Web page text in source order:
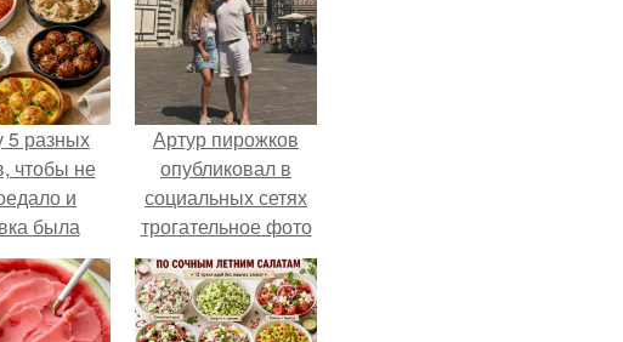
5 разных
чтобы не
и
была
Артур пирожков
опубликовал в
социальных сетях
трогательное фото
с супругой
Анжеликой,
сделанное во